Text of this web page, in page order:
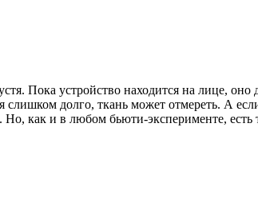
Пока устройство находится на лице,
долго, ткань может отмереть. А
как и в любом бьюти-эксперименте, есть